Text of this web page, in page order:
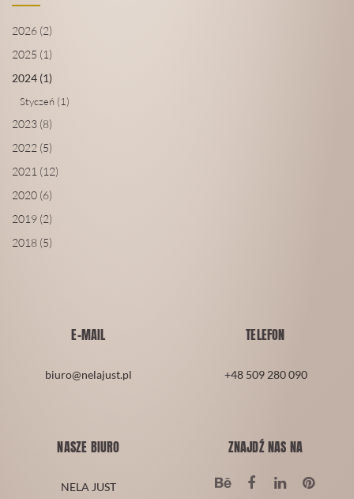
2026 (2)
2025 (1)
2024 (1)
Styczeń (1)
2023 (8)
2022 (5)
2021 (12)
2020 (6)
2019 (2)
2018 (5)
E-MAIL
biuro@nelajust.pl
TELEFON
+48 509 280 090
NASZE BIURO
NELA JUST
ZNAJDŹ NAS NA